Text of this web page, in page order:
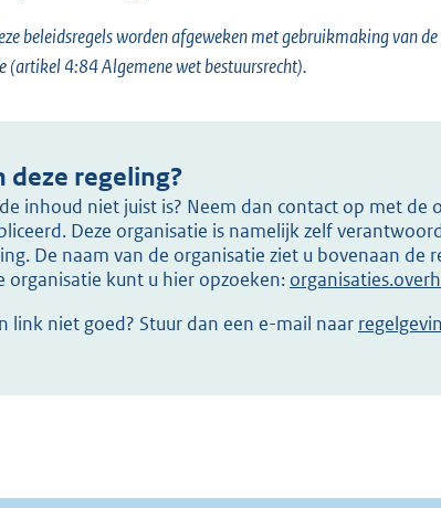
beleidsregels worden afgeweken met gebruikmaking van
4:84 Algemene wet bestuursrecht).
deze regeling?
inhoud niet juist is? Neem dan contact op met de
Deze organisatie is namelijk zelf
De naam van de organisatie ziet u bovenaan de
organisatie kunt u hier opzoeken:
link niet goed? Stuur dan een e-mail naar